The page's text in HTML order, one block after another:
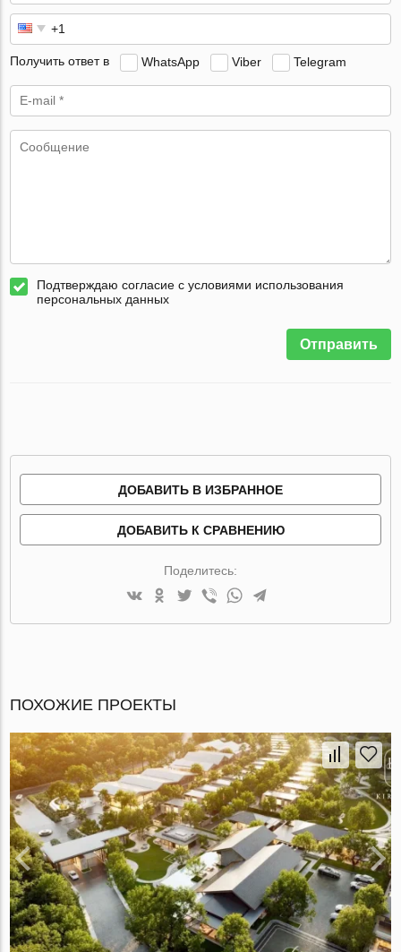
Получить ответ в WhatsApp Viber Telegram
Подтверждаю согласие с условиями использования
персональных данных
Отправить
ДОБАВИТЬ В ИЗБРАННОЕ
ДОБАВИТЬ К СРАВНЕНИЮ
Поделитесь:
ПОХОЖИЕ ПРОЕКТЫ